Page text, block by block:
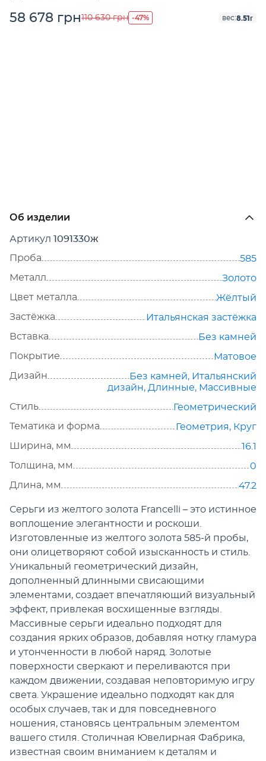
Об изделии
Артикул 1091330ж
Проба
585
Металл
Золото
Цвет металла
Жёлтый
Застёжка
Итальянская застёжка
Вставка
Без камней
Покрытие
Матовое
Дизайн
Без камней, Итальянский
дизайн, Длинные, Массивные
Стиль
Геометрический
Тематика и форма
Геометрия, Круг
Ширина, мм
16.1
Толщина, мм
0
Длина, мм
47.2
Серьги из желтого золота Francelli – это истинное
воплощение элегантности и роскоши.
Изготовленные из желтого золота 585-й пробы,
они олицетворяют собой изысканность и стиль.
Уникальный геометрический дизайн,
дополненный длинными свисающими
элементами, создает впечатляющий визуальный
эффект, привлекая восхищенные взгляды.
Массивные серьги идеально подходят для
создания ярких образов, добавляя нотку гламура
и утонченности в любой наряд. Золотые
поверхности сверкают и переливаются при
каждом движении, создавая неповторимую игру
света. Украшение идеально подходят как для
особых случаев, так и для повседневного
ношения, становясь центральным элементом
вашего стиля. Столичная Ювелирная Фабрика,
известная своим вниманием к деталям и
58 678 грн110 630 грн -47% вес:8.51г